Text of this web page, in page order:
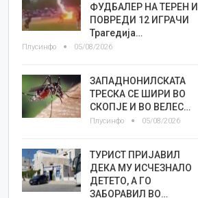
ФУДБАЛЕР НА ТЕРЕН И
ПОВРЕДИ 12 ИГРАЧИ
Трагедија…
Плусинфо 05/08/2026
ЗАПАДНОНИЛСКАТА
ТРЕСКА СЕ ШИРИ ВО
СКОПЈЕ И ВО ВЕЛЕС…
Плусинфо 05/08/2026
ТУРИСТ ПРИЈАВИЛ
ДЕКА МУ ИСЧЕЗНАЛО
ДЕТЕТО, А ГО
ЗАБОРАВИЛ ВО…